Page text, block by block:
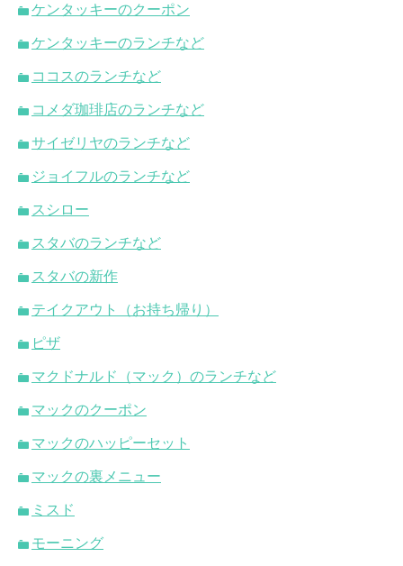
ケンタッキーのクーポン
ケンタッキーのランチなど
ココスのランチなど
コメダ珈琲店のランチなど
サイゼリヤのランチなど
ジョイフルのランチなど
スシロー
スタバのランチなど
スタバの新作
テイクアウト（お持ち帰り）
ピザ
マクドナルド（マック）のランチなど
マックのクーポン
マックのハッピーセット
マックの裏メニュー
ミスド
モーニング